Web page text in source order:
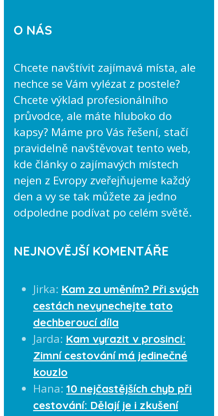
O NÁS
Chcete navštívit zajímavá místa, ale
nechce se Vám vylézat z postele?
Chcete výklad profesionálního
průvodce, ale máte hluboko do
kapsy? Máme pro Vás řešení, stačí
pravidelně navštěvovat tento web,
kde články o zajímavých místech
nejen z Evropy zveřejňujeme každý
den a vy se tak můžete za jedno
odpoledne podívat po celém světě.
NEJNOVĚJŠÍ KOMENTÁŘE
Jirka: Kam za uměním? Při svých
cestách nevynechejte tato
dechberoucí díla
Jarda: Kam vyrazit v prosinci:
Zimní cestování má jedinečné
kouzlo
Hana: 10 nejčastějších chyb při
cestování: Dělají je i zkušení